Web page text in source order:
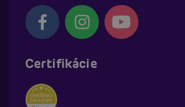
Certifikácie